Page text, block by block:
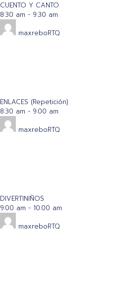
CUENTO Y CANTO
8:30 am - 9:30 am
maxreboRTQ
ENLACES (Repetición)
8:30 am - 9:00 am
maxreboRTQ
DIVERTINIÑOS
9:00 am - 10:00 am
maxreboRTQ